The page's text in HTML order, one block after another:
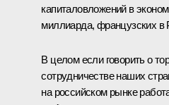
капиталовложений в
миллиарда, французских
В целом если говорить о
сотрудничестве наших
на российском рынке